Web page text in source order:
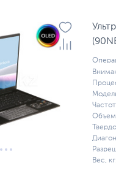
Объем
Вес, кг: